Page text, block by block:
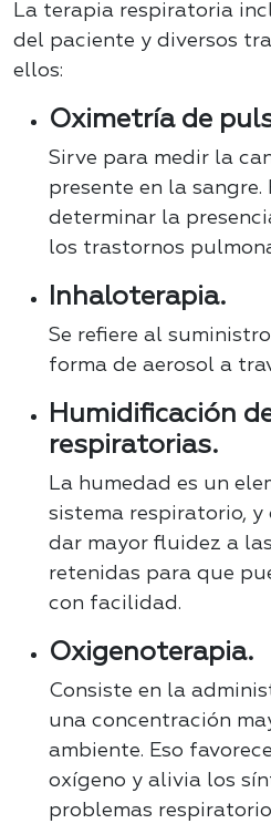
La terapia respiratoria
del paciente y diversos
ellos:
Oximetría de
Sirve para medir la
presente en la sangre.
determinar la
los trastornos
Inhaloterapia.
Se refiere al
forma de aerosol a
Humidificación
respiratorias.
La humedad es un
sistema respiratorio,
dar mayor fluidez a
retenidas para que
con facilidad.
Oxigenoterapia.
Consiste en la
una concentración
ambiente. Eso
oxígeno y alivia los
problemas